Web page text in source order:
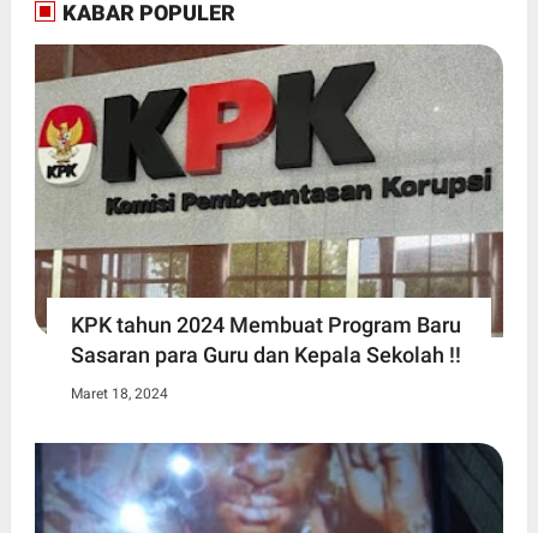
KABAR POPULER
KPK tahun 2024 Membuat Program Baru
Sasaran para Guru dan Kepala Sekolah !!
Maret 18, 2024